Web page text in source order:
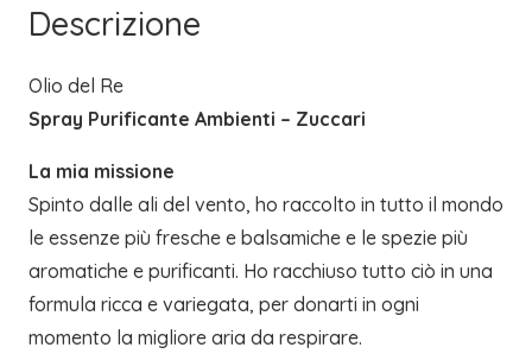
Descrizione
Olio del Re
Spray Purificante Ambienti – Zuccari
La mia missione
Spinto dalle ali del vento, ho raccolto in tutto il mondo
le essenze più fresche e balsamiche e le spezie più
aromatiche e purificanti. Ho racchiuso tutto ciò in una
formula ricca e variegata, per donarti in ogni
momento la migliore aria da respirare.